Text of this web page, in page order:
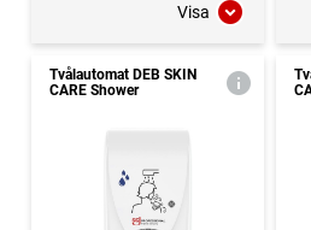
Visa
Tvålautomat DEB SKIN
CARE Shower